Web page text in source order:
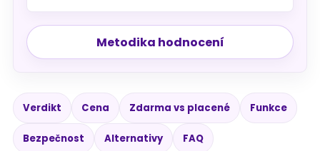
Metodika hodnocení
Verdikt Cena Zdarma vs placené Funkce
Bezpečnost Alternativy FAQ